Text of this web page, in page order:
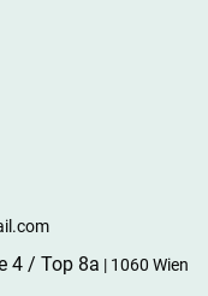
4 / Top 8a | 1060 Wien